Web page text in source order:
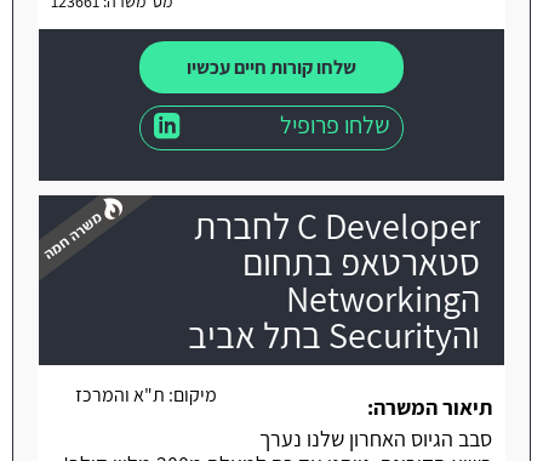
שלחו קורות חיים עכשיו
שלחו פרופיל
C Developer לחברת
סטארטאפ בתחום
הNetworking
והSecurity בתל אביב
מיקום: ת"א והמרכז
תיאור המשרה:
סבב הגיוס האחרון שלנו נערך